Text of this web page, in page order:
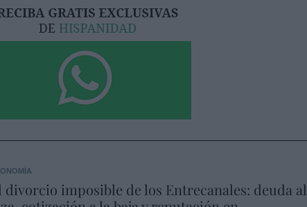
divorcio imposible de los Entrecanales: deuda al